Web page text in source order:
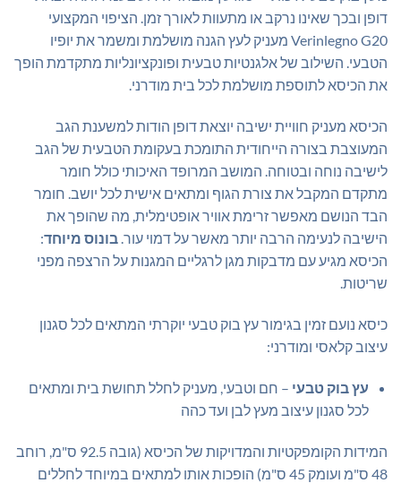
דופן ובכך שאינו נרקב או מתעוות לאורך זמן. הציפוי המקצועי
Verinlegno G20 מעניק לעץ הגנה מושלמת ומשמר את יופיו
הטבעי. השילוב של אלגנטיות טבעית ופונקציונליות מתקדמת הופך
את הכיסא לתוספת מושלמת לכל בית מודרני.
הכיסא מעניק חוויית ישיבה יוצאת דופן הודות למשענת הגב
המעוצבת בצורה הייחודית התומכת בעקומת הטבעית של הגב
לישיבה נוחה ובטוחה. המושב המרופד האיכותי כולל חומר
מתקדם המקבל את צורת הגוף ומתאים אישית לכל יושב. חומר
הבד הנושם מאפשר זרימת אוויר אופטימלית, מה שהופך את
הישיבה לנעימה הרבה יותר מאשר על דמוי עור. בונוס מיוחד:
הכיסא מגיע עם מדבקות מגן לרגליים המגנות על הרצפה מפני
שריטות.
כיסא נועם זמין בגימור עץ בוק טבעי יוקרתי המתאים לכל סגנון
עיצוב קלאסי ומודרני:
עץ בוק טבעי – חם וטבעי, מעניק לחלל תחושת בית ומתאים
לכל סגנון עיצוב מעץ לבן ועד כהה
המידות הקומפקטיות והמדויקות של הכיסא (גובה 92.5 ס"מ, רוחב
48 ס"מ ועומק 45 ס"מ) הופכות אותו למתאים במיוחד לחללים